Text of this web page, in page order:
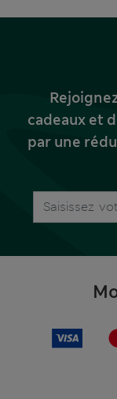
cadeaux et
par une